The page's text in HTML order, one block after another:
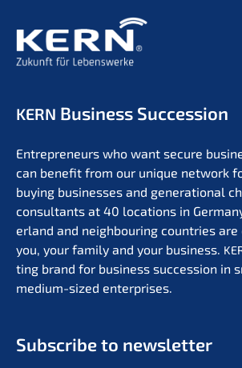
KERN Business Succession
Entre­pre­neurs who want secure
can benefit from our unique network
buying businesses and genera­tio­nal
consul­tants at 40 locati­ons in
er­land and neigh­bou­ring count­ries
you, your family and your business.
ting brand for business succes­si­on in
medium-sized enterprises.
Subscri­be to newsletter